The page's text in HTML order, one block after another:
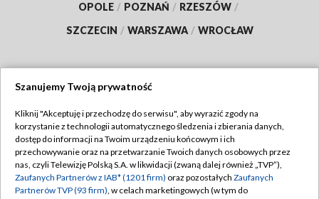
OPOLE / POZNAŃ / RZESZÓW /
SZCZECIN / WARSZAWA / WROCŁAW
TVP
Abonament TVP
Emisja w TVP
Regulamin TVP
Polityka prywatności
Szanujemy Twoją prywatność
Kliknij "Akceptuję i przechodzę do serwisu", aby wyrazić zgody na
korzystanie z technologii automatycznego śledzenia i zbierania danych,
dostęp do informacji na Twoim urządzeniu końcowym i ich
przechowywanie oraz na przetwarzanie Twoich danych osobowych przez
nas, czyli Telewizję Polską S.A. w likwidacji (zwaną dalej również „TVP”),
Zaufanych Partnerów z IAB* (1201 firm) oraz pozostałych Zaufanych
Partnerów TVP (93 firm), w celach marketingowych (w tym do